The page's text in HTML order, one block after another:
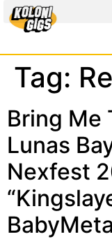
Tag:
Bring Me
Lunas
Nexfest